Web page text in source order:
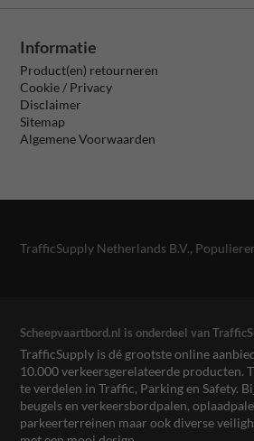
Informatie
Product(en) retourneren
Cookie / Privacy
Disclaimer
Sitemap
Algemene Voorwaarden
TrafficSupply Netherlands B.V.,
Scheepvaartbord.nl is onderdeel van
TrafficSupply is dé grootste online
10.000 verkeersgerelateerde producten.
te verdelen in Traffic, Parking en Safety.
beugels en verkeersbordpalen,
parkeerterreinen maar ook diverse